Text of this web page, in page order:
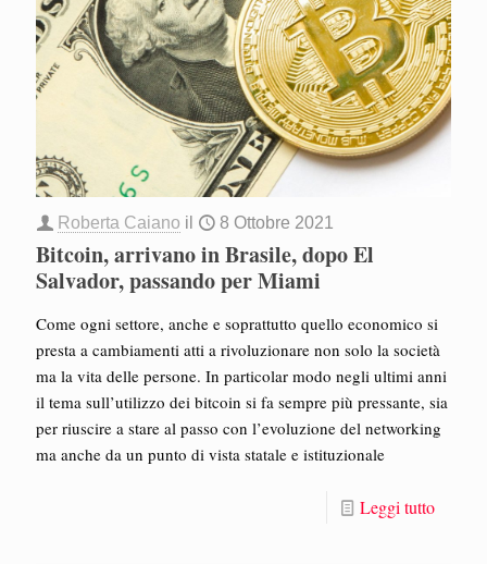
Roberta Caiano il 8 Ottobre 2021
Bitcoin, arrivano in Brasile, dopo El
Salvador, passando per Miami
Come ogni settore, anche e soprattutto quello economico si
presta a cambiamenti atti a rivoluzionare non solo la società
ma la vita delle persone. In particolar modo negli ultimi anni
il tema sull’utilizzo dei bitcoin si fa sempre più pressante, sia
per riuscire a stare al passo con l’evoluzione del networking
ma anche da un punto di vista statale e istituzionale
Leggi tutto